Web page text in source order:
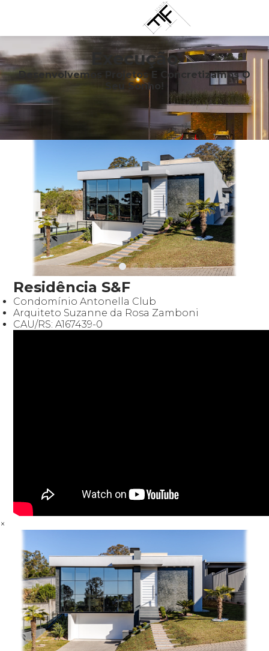
Execução
Desenvolvemos Projetos E Concretizamos O
Seu Sonho!
Residência S&F
Condomínio Antonella Club
Arquiteto Suzanne da Rosa Zamboni
CAU/RS: A167439-0
×